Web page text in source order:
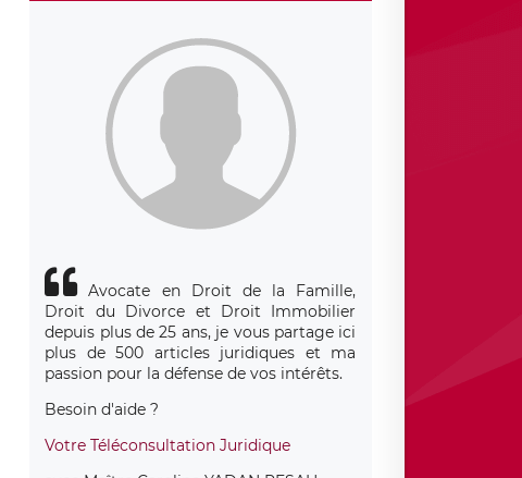
Avocate en Droit de la Famille,
Droit du Divorce et Droit Immobilier
depuis plus de 25 ans, je vous partage ici
plus de 500 articles juridiques et ma
passion pour la défense de vos intérêts.
Besoin d'aide ?
Votre Téléconsultation Juridique